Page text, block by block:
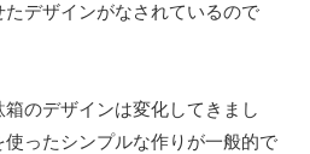
デザインがなされているので
のデザインは変化してきまし
ったシンプルな作りが一般的で